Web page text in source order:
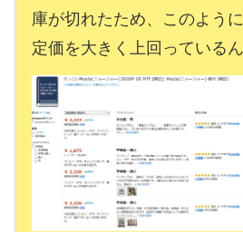
庫が切れたため、このよう
定価を大きく上回っているん